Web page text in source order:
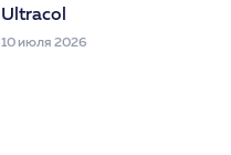
Ultracol
10 июля 2026